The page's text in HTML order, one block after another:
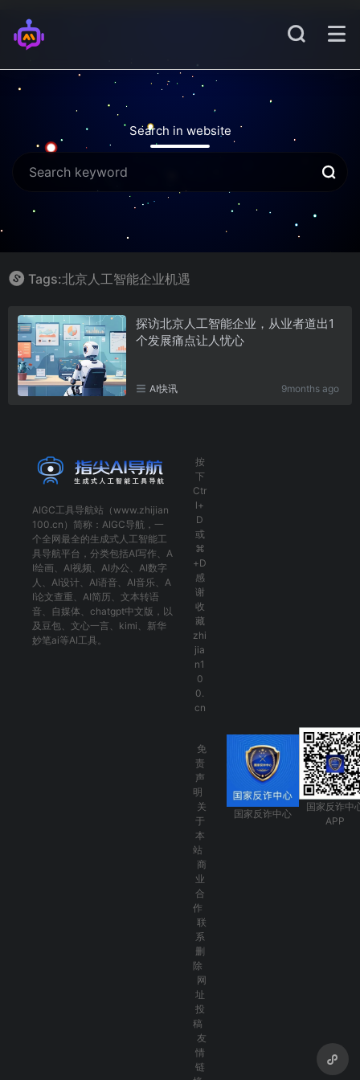
Search in website
Tags:北京人工智能企业机遇
探访北京人工智能企业，从业者道出1
个发展痛点让人忧心
AI快讯 9months ago
AIGC工具导航站（www.zhijian
100.cn）简称： AIGC导航 ，一
个全网最全的生成式人工智能工
具导航平台，分类包括AI写作 、 A
I绘画 、 AI视频 、 AI办公 、 AI数字
人 、 AI设计、 AI语音、 AI音乐、 A
I论文查重 、 AI简历 、 文本转语
音、 自媒体 、 chatgpt中文版 ，以
及 豆包、 文心一言 、 kimi 、 新华
妙笔ai等AI工具。
按
下
Ctr
l+
D
或
⌘
+D
感
谢
收
藏
zhi
jia
n1
0
0.
cn
免
责
声
明
关
于
本
站
商
业
合
作
联
系
删
除
网
址
投
稿
友
情
链
国家反诈中心
国家反诈中
APP